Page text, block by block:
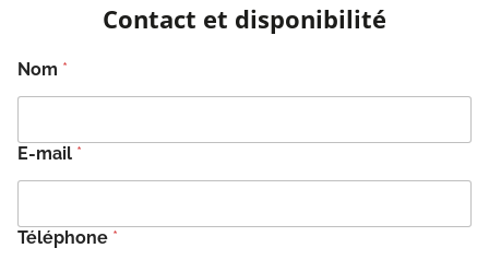
Contact et disponibilité
Nom *
E-mail *
Téléphone *